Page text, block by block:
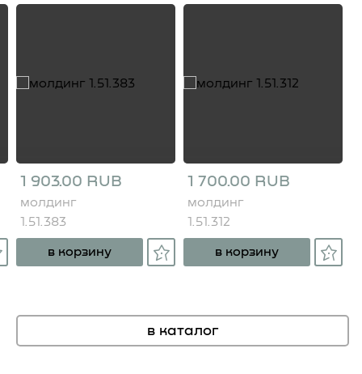
1 903.00 RUB
молдинг
1.51.383
в корзину
1 700.00 RUB
молдинг
1.51.312
в корзину
в каталог